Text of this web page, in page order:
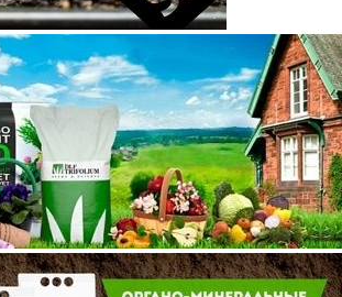
Курганская область
Курская область
Ленинградская область
Липецкая область
Магаданская область
Марий Эл
Мордовия